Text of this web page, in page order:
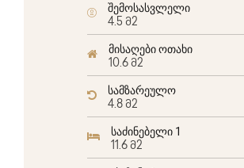
შემოსასვლელი
4.5 მ2
მისაღები ოთახი
10.6 მ2
სამზარეულო
4.8 მ2
საძინებელი 1
11.6 მ2